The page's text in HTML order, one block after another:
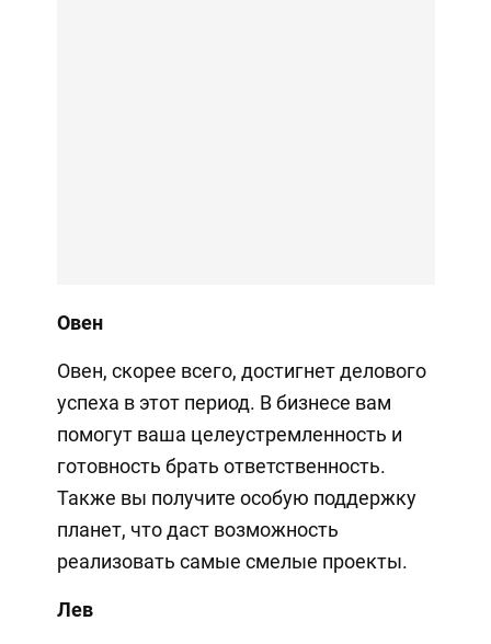
Овен
Овен, скорее всего, достигнет делового
успеха в этот период. В бизнесе вам
помогут ваша целеустремленность и
готовность брать ответственность.
Также вы получите особую поддержку
планет, что даст возможность
реализовать самые смелые проекты.
Лев